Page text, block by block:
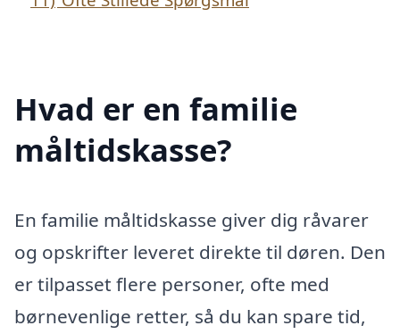
Hvad er en familie
måltidskasse?
En familie måltidskasse giver dig råvarer
og opskrifter leveret direkte til døren. Den
er tilpasset flere personer, ofte med
børnevenlige retter, så du kan spare tid,